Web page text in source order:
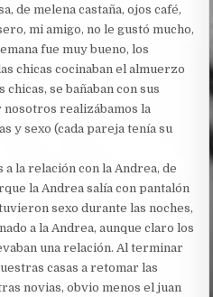
de melena castaña, ojos café,
mi amigo, no le gustó mucho,
fue muy bueno, los
chicas cocinaban el almuerzo
chicas, se bañaban con sus
nosotros realizábamos la
y sexo (cada pareja tenía su
la relación con la Andrea, de
la Andrea salía con pantalón
sexo durante las noches,
a la Andrea, aunque claro los
una relación. Al terminar
casas a retomar las
novias, obvio menos el juan